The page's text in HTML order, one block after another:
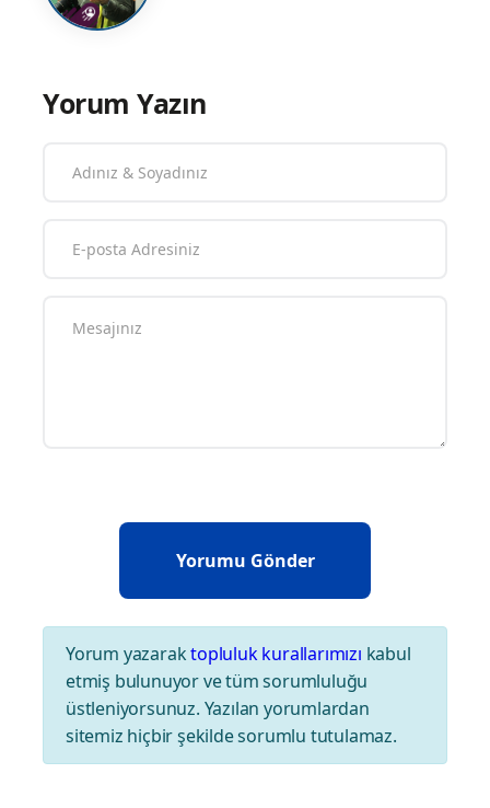
Yorum Yazın
Yorum yazaraktopluluk kurallarımızı kabul
etmiş bulunuyor ve tüm sorumluluğu
üstleniyorsunuz. Yazılan yorumlardan
sitemiz hiçbir şekilde sorumlu tutulamaz.